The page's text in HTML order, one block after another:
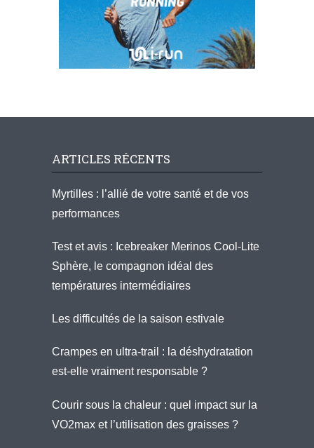
ARTICLES RÉCENTS
Myrtilles : l’allié de votre santé et de vos
performances
Test et avis : Icebreaker Merinos Cool-Lite
Sphère, le compagnon idéal des
températures intermédiaires
Les difficultés de la saison estivale
Crampes en ultra-trail : la déshydratation
est-elle vraiment responsable ?
Courir sous la chaleur : quel impact sur la
VO2max et l’utilisation des graisses ?